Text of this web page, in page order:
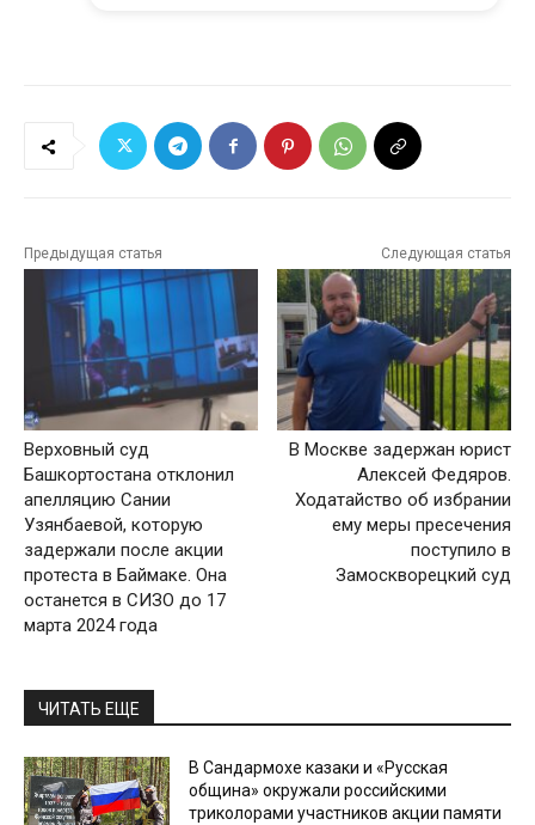
Предыдущая статья
Верховный суд
Башкортостана отклонил
апелляцию Сании
Узянбаевой, которую
задержали после акции
протеста в Баймаке. Она
останется в СИЗО до 17
марта 2024 года
Следующая статья
В Москве задержан юрист
Алексей Федяров.
Ходатайство об избрании
ему меры пресечения
поступило в
Замоскворецкий суд
ЧИТАТЬ ЕЩЕ
В Сандармохе казаки и «Русская
община» окружали российскими
триколорами участников акции памяти